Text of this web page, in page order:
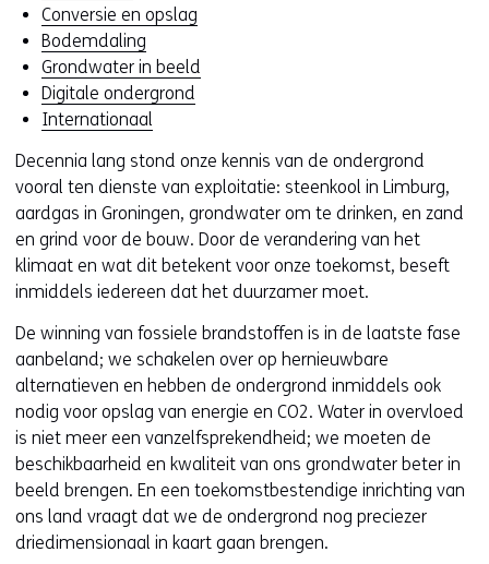
Conversie en opslag
Bodemdaling
Grondwater in beeld
Digitale ondergrond
Internationaal
Decennia lang stond onze kennis van de ondergrond
vooral ten dienste van exploitatie: steenkool in Limburg,
aardgas in Groningen, grondwater om te drinken, en zand
en grind voor de bouw. Door de verandering van het
klimaat en wat dit betekent voor onze toekomst, beseft
inmiddels iedereen dat het duurzamer moet.
De winning van fossiele brandstoffen is in de laatste fase
aanbeland; we schakelen over op hernieuwbare
alternatieven en hebben de ondergrond inmiddels ook
nodig voor opslag van energie en CO2. Water in overvloed
is niet meer een vanzelfsprekendheid; we moeten de
beschikbaarheid en kwaliteit van ons grondwater beter in
beeld brengen. En een toekomstbestendige inrichting van
ons land vraagt dat we de ondergrond nog preciezer
driedimensionaal in kaart gaan brengen.